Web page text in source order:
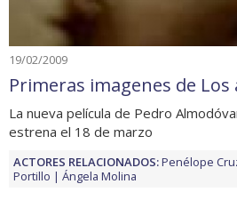
19/02/2009
Primeras imagenes de
La nueva película de Pedro
estrena el 18 de marzo
ACTORES RELACIONADOS:Penélope
Portillo
Ángela Molina